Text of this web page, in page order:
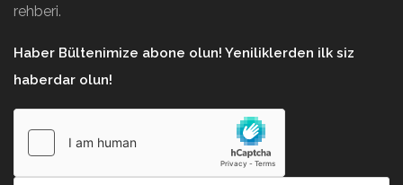
rehberi.
Haber Bültenimize abone olun! Yeniliklerden ilk siz
haberdar olun!